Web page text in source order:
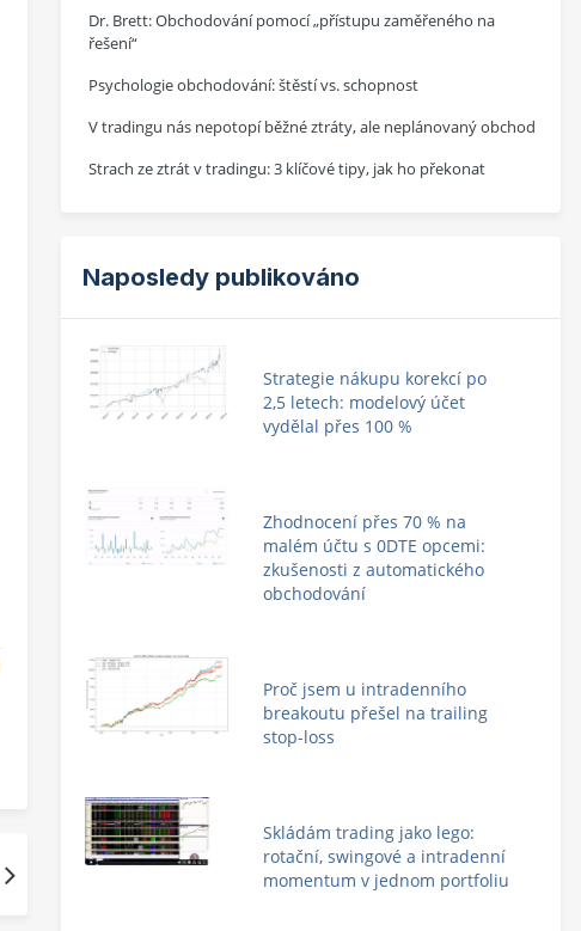
Dr. Brett: Obchodování pomocí „přístupu zaměřeného na
řešení“
Psychologie obchodování: štěstí vs. schopnost
V tradingu nás nepotopí běžné ztráty, ale neplánovaný obchod
Strach ze ztrát v tradingu: 3 klíčové tipy, jak ho překonat
Naposledy publikováno
Strategie nákupu korekcí po
2,5 letech: modelový účet
vydělal přes 100 %
Zhodnocení přes 70 % na
malém účtu s 0DTE opcemi:
zkušenosti z automatického
obchodování
Proč jsem u intradenního
breakoutu přešel na trailing
stop-loss
Skládám trading jako lego:
rotační, swingové a intradenní
momentum v jednom portfoliu